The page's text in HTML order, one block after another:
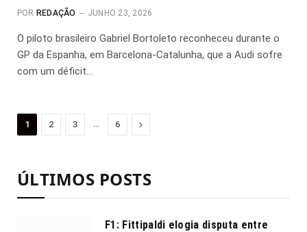
POR REDAÇÃO JUNHO 23, 2026
O piloto brasileiro Gabriel Bortoleto reconheceu durante o
GP da Espanha, em Barcelona-Catalunha, que a Audi sofre
com um déficit…
1 2 3 6 Proximo
ÚLTIMOS POSTS
F1: Fittipaldi elogia disputa entre